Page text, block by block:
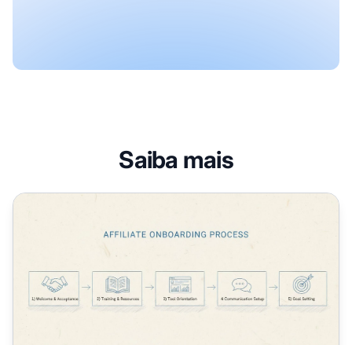
Saiba mais
O que é o Onboarding de Afiliados?